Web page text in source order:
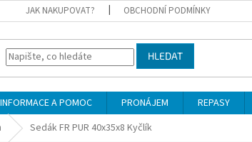
JAK NAKUPOVAT? OBCHODNÍ PODMÍNKY
HLEDAT
A POMOC PRONÁJEM REPASY
Sedák FR PUR 40x35x8 Kyčlík